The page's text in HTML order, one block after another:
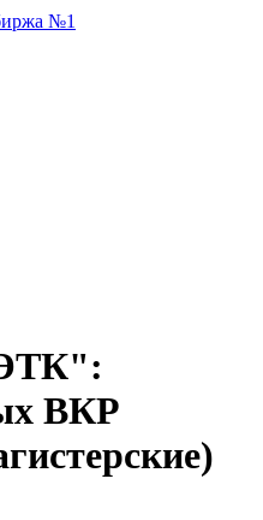
№1
ВКР